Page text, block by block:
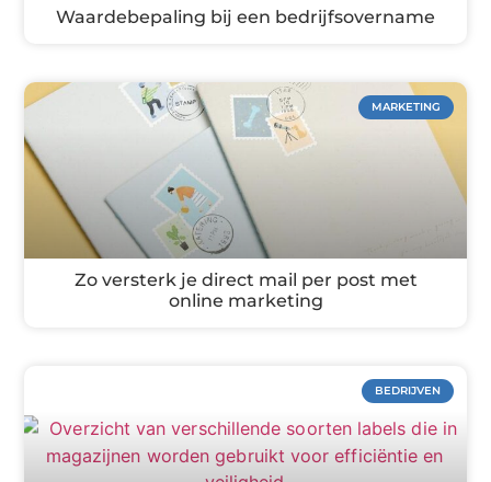
Waardebepaling bij een bedrijfsovername
MARKETING
Zo versterk je direct mail per post met
online marketing
BEDRIJVEN